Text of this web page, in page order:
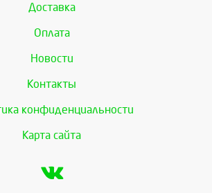
Доставка
Оплата
Новости
Контакты
конфиденциальности
Карта сайта